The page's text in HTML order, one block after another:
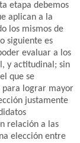
etapa debemos
aplican a la
los mismos de
siguiente es
evaluar a los
y actitudinal; sin
que se
para lograr mayor
justamente
relación a las
elección entre